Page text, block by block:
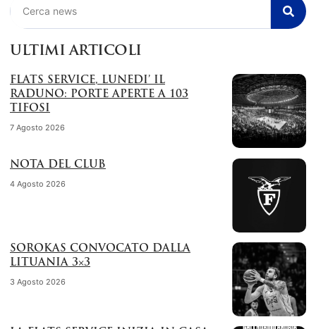
ULTIMI ARTICOLI
FLATS SERVICE, LUNEDI’ IL
RADUNO: PORTE APERTE A 103
TIFOSI
7 Agosto 2026
NOTA DEL CLUB
4 Agosto 2026
SOROKAS CONVOCATO DALLA
LITUANIA 3×3
3 Agosto 2026